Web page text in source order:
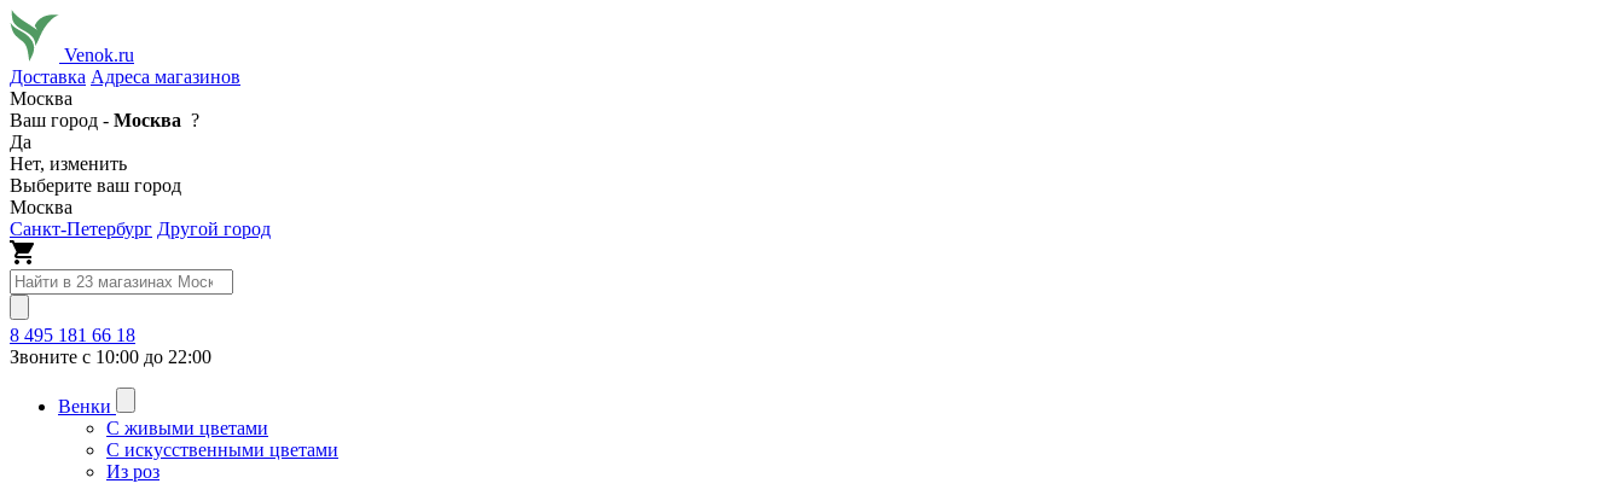
Venok.ru
Доставка Адреса магазинов
Москва
Ваш город - Москва ?
Да
Нет, изменить
Выберите ваш город
Москва
Санкт-Петербург Другой город
8 495 181 66 18
Звоните с 10:00 до 22:00
Венки
С живыми цветами
С искусственными цветами
Из роз